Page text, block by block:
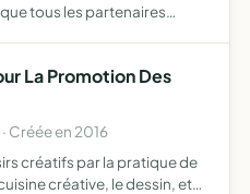
tous les partenaires
La Promotion Des
Créée en 2016
créatifs par la pratique de
créative, le dessin, etc,